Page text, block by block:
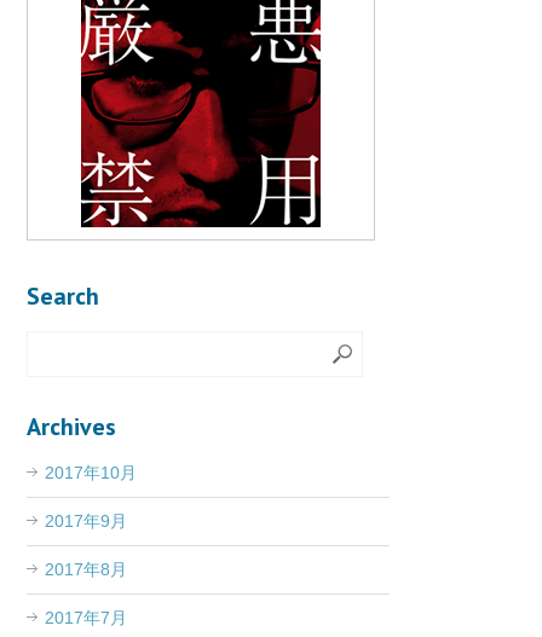
Search
Archives
2017年10月
2017年9月
2017年8月
2017年7月